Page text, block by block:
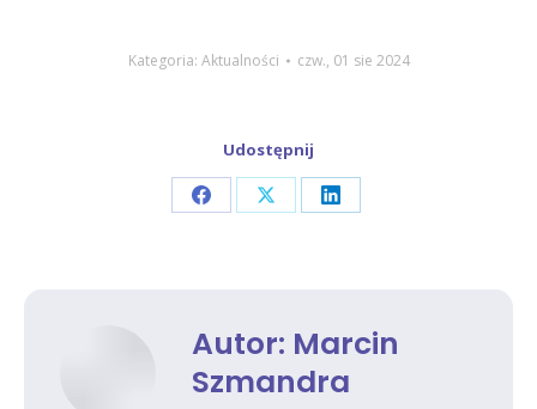
Kategoria: Aktualności czw., 01 sie 2024
Udostępnij
Share Share Share
Autor: Marcin
Szmandra